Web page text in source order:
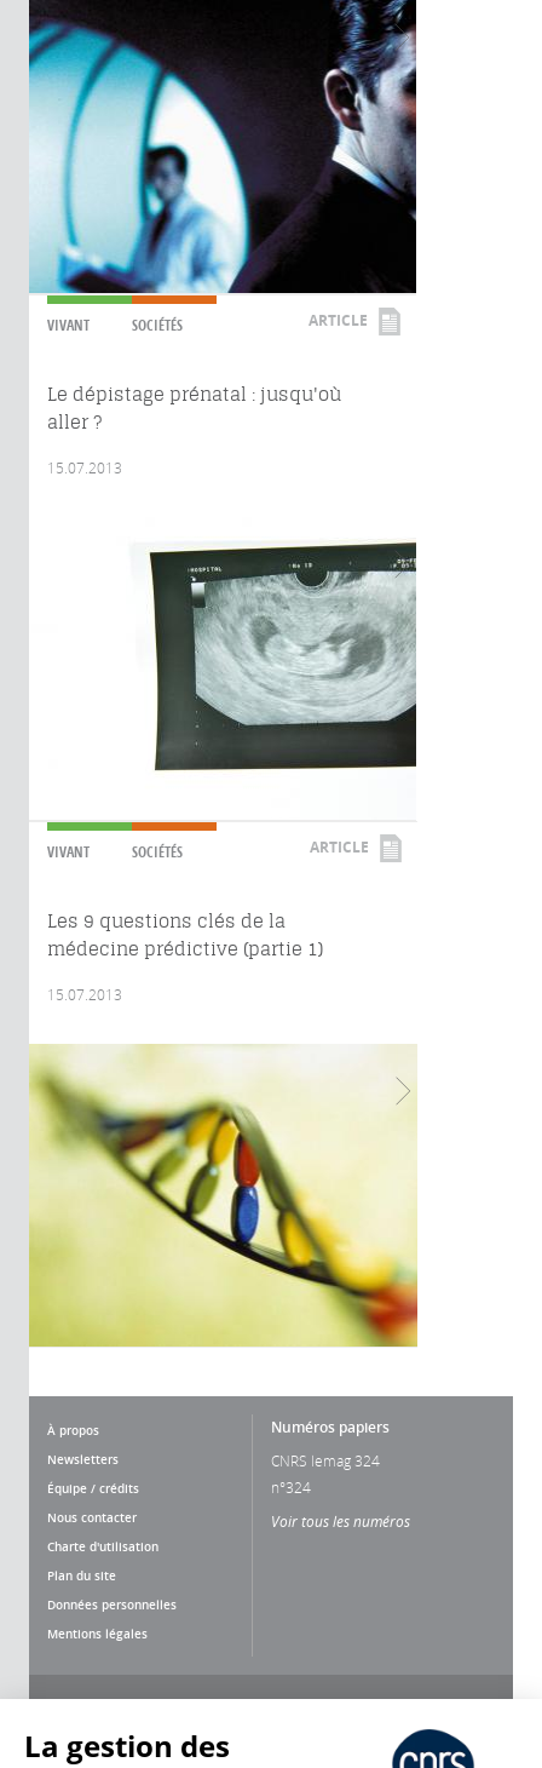
VIVANT SOCIÉTÉS ARTICLE
Le dépistage prénatal : jusqu'où
aller ?
15.07.2013
VIVANT SOCIÉTÉS ARTICLE
Les 9 questions clés de la
médecine prédictive (partie 1)
15.07.2013
À propos
Newsletters
Équipe / crédits
Nous contacter
Charte d'utilisation
Plan du site
Données personnelles
Mentions légales
Numéros papiers
CNRS lemag 324
n°324
Voir tous les numéros
La gestion des